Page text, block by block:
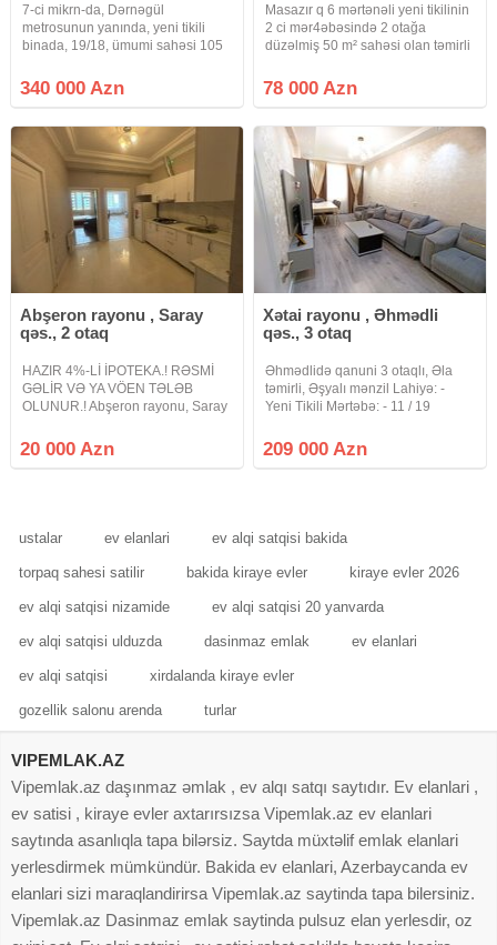
7-ci mikrn-da, Dərnəgül
metrosunun yanında, yeni tikili
binada, 19/18, ümumi sahəsi 105
3 otaqlı mənzil satılır. Mənzilin
super panoraması var. Yaxınlıqda
340 000 Azn
Masazır q 6 mərtənəli yeni tikilinin
2 ci mər4əbəsində 2 otağa
düzəlmiş 50 m² sahəsi olan təmirli
elektironika xaric.Eyvan, Qaz, Lift,
Kupça
78 000 Azn
Abşeron rayonu , Saray
qəs., 2 otaq
HAZIR 4%-Lİ İPOTEKA.! RƏSMİ
GƏLİR VƏ YA VÖEN TƏLƏB
OLUNUR.! Abşeron rayonu, Saray
bə üz inşa edilmiş 14 mərtəbəli
yeni tikili binanın 7-ci
20 000 Azn
Xətai rayonu , Əhmədli
qəs., 3 otaq
Əhmədlidə qanuni 3 otaqlı, Əla
təmirli, Əşyalı mənzil Lahiyə: -
Yeni Tikili Mərtəbə: - 11 / 19
sayı: - 3 Qanuni 3 otaqdı Sənəd:-
Çıxarış (kupça) Kommunal:- Qaz,
209 000 Azn
ustalar ev elanlari ev alqi satqisi bakida
torpaq sahesi satilir bakida kiraye evler kiraye evler 2026
ev alqi satqisi nizamide ev alqi satqisi 20 yanvarda
ev alqi satqisi ulduzda dasinmaz emlak ev elanlari
ev alqi satqisi xirdalanda kiraye evler
gozellik salonu arenda turlar
VIPEMLAK.AZ
Vipemlak.az daşınmaz əmlak , ev alqı satqı saytıdır. Ev elanlari ,
ev satisi , kiraye evler axtarırsızsa Vipemlak.az ev elanlari
saytında asanlıqla tapa bilərsiz. Saytda müxtəlif emlak elanlari
yerlesdirmek mümkündür. Bakida ev elanlari, Azerbaycanda ev
elanlari sizi maraqlandirirsa Vipemlak.az saytinda tapa bilersiniz.
Vipemlak.az Dasinmaz emlak saytinda pulsuz elan yerlesdir, oz